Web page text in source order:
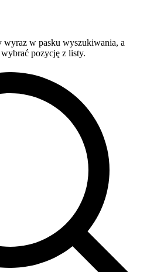
w pasku wyszukiwania, a
pozycję z listy.